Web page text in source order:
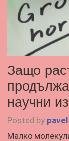
Защо
научни
Posted by pavel
Малко